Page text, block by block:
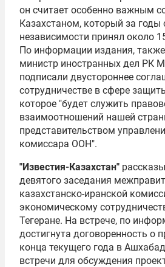
он считает особенно важным
Казахстаном, который за годы
независимости принял около
По информации издания, также
министр иностранных дел РК
подписали двустороннее
сотрудничестве в сфере
которое "будет служить
взаимоотношений нашей
представительством
комиссара ООН".
"Известия-Казахстан"
девятого заседания
казахстанско-иранской
экономическому
Тегеране. На встрече, по
достигнута договоренность о
конца текущего года в
встречи для обсуждения